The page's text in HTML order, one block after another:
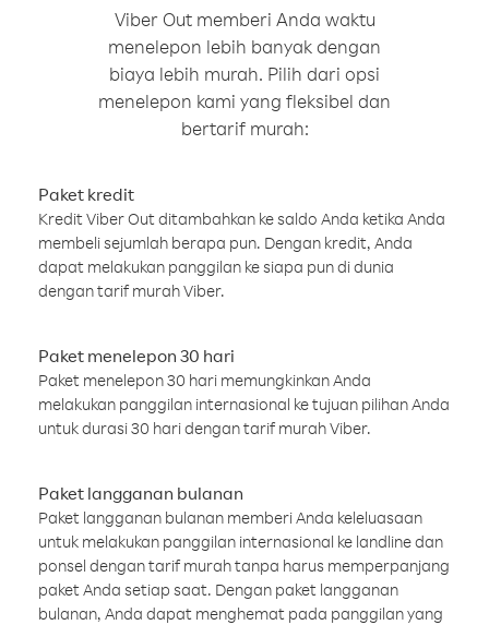
Viber Out memberi Anda waktu
menelepon lebih banyak dengan
biaya lebih murah. Pilih dari opsi
menelepon kami yang fleksibel dan
bertarif murah:
Paket kredit
Kredit Viber Out ditambahkan ke saldo Anda ketika Anda
membeli sejumlah berapa pun. Dengan kredit, Anda
dapat melakukan panggilan ke siapa pun di dunia
dengan tarif murah Viber.
Paket menelepon 30 hari
Paket menelepon 30 hari memungkinkan Anda
melakukan panggilan internasional ke tujuan pilihan Anda
untuk durasi 30 hari dengan tarif murah Viber.
Paket langganan bulanan
Paket langganan bulanan memberi Anda keleluasaan
untuk melakukan panggilan internasional ke landline dan
ponsel dengan tarif murah tanpa harus memperpanjang
paket Anda setiap saat. Dengan paket langganan
bulanan, Anda dapat menghemat pada panggilan yang